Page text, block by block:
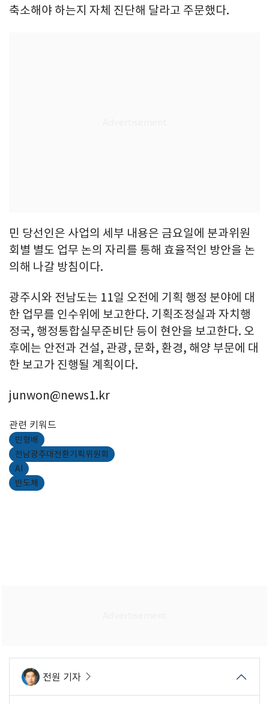
축소해야 하는지 자체 진단해 달라고 주문했다.
민 당선인은 사업의 세부 내용은 금요일에 분과위원
회별 별도 업무 논의 자리를 통해 효율적인 방안을 논
의해 나갈 방침이다.
광주시와 전남도는 11일 오전에 기획 행정 분야에 대
한 업무를 인수위에 보고한다. 기획조정실과 자치행
정국, 행정통합실무준비단 등이 현안을 보고한다. 오
후에는 안전과 건설, 관광, 문화, 환경, 해양 부문에 대
한 보고가 진행될 계획이다.
junwon@news1.kr
관련 키워드
민형배
전남광주대전환기획위원회
AI
반도체
전원 기자